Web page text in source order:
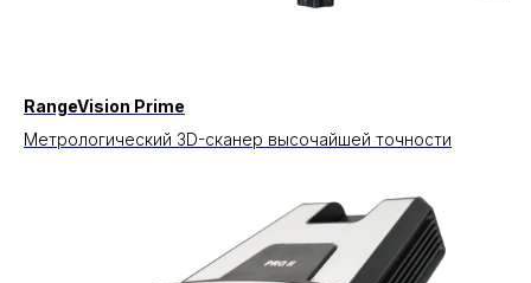
RangeVision Prime
Метрологический 3D-сканер высочайшей точности